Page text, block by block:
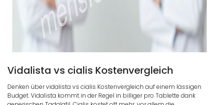
Vidalista vs cialis Kostenvergleich
Denken über vidalista vs cialis Kostenvergleich auf einem lässigen
Budget. Vidalista kommt in der Regel in billiger pro Tablette dank